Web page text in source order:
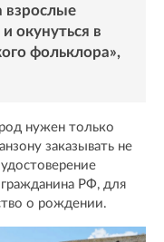
взрослые
окунуться в
фольклора»,
нужен только
заказывать не
РФ, для
о рождении.